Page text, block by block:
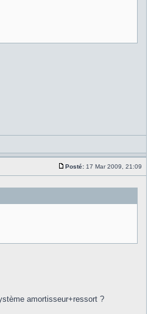
Posté: 17 Mar 2009, 21:09
amortisseur+ressort ?